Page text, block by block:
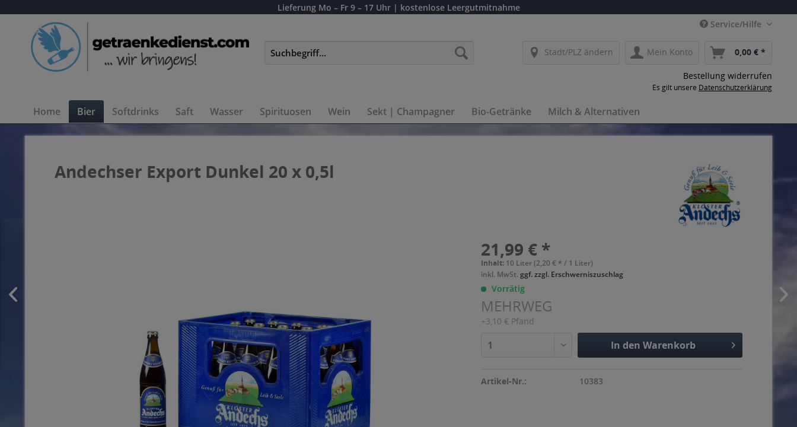
Lieferung Mo – Fr 9 – 17 Uhr | kostenlose Leergutmitnahme
Service/Hilfe
Stadt/PLZ ändern Mein Konto 0,00 € *
Bestellung widerrufen
Es gilt unsere Datenschutzerklärung
Home Bier Softdrinks Saft Wasser Spirituosen Wein Sekt | Champagner Bio-Getränke Milch & Alternativen
Andechser Export Dunkel 20 x 0,5l
21,99 € *
Inhalt: 10 Liter (2,20 € * / 1 Liter)
inkl. MwSt.ggf. zzgl. Erschwerniszuschlag
Vorrätig
MEHRWEG
+3,10 € Pfand
In den Warenkorb
Artikel-Nr.: 10383